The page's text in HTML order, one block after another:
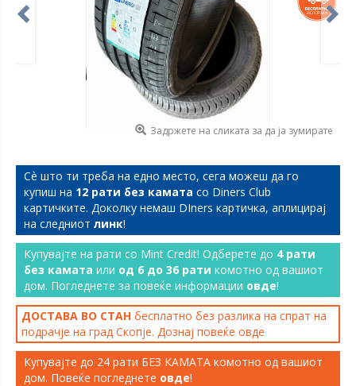
Задржете на сликата за да ја зумирате
Сѐ што ти треба на едно место, сега можеш да го
купиш на 12 рати без камата со Diners Club
картичките. Доколку немаш DIners картичка, аплицирај
на следниот линк!
Купувајте на рати со Mint Credit! Одберете до 4 рати
без камата или од 6 до 36 рати комотно од вашиот
дом. Погледнете за повеќе информации овде!
ДОСТАВА ВО СТАН бесплатно без разлика на спрат на
подрачје на град Скопје. Дознај повеќе овде
Купувајте до 24 рати БЕЗ КАМАТА комотно од вашиот
дом. Повеќе погледнете овде!